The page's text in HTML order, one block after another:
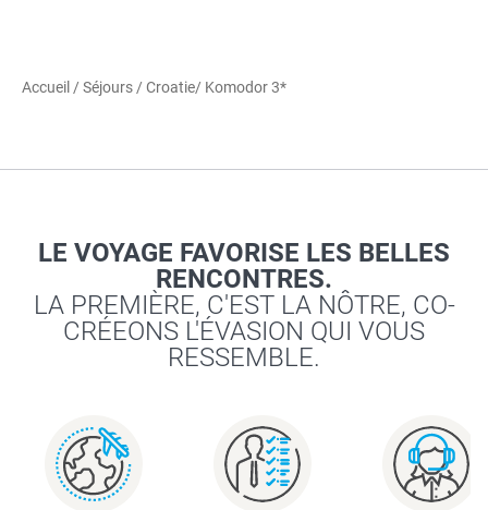
Accueil /Séjours /Croatie/ Komodor 3*
LE VOYAGE FAVORISE LES BELLES
RENCONTRES.
LA PREMIÈRE, C'EST LA NÔTRE, CO-
CRÉEONS L'ÉVASION QUI VOUS
RESSEMBLE.